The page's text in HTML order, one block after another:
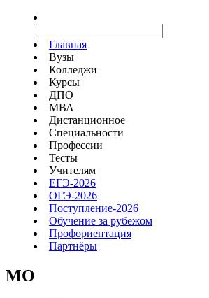
Главная
Вузы
Колледжи
Курсы
ДПО
МВА
Дистанционное
Специальности
Профессии
Тесты
Учителям
ЕГЭ-2026
ОГЭ-2026
Поступление-2026
Обучение за рубежом
Профориентация
Партнёры
MO